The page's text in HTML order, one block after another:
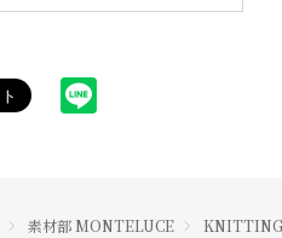
素材部 MONTELUCE